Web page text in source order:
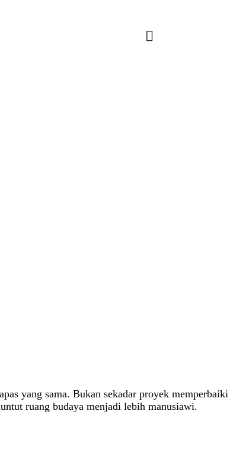
yang sama. Bukan sekadar proyek memperbaiki
ruang budaya menjadi lebih manusiawi.